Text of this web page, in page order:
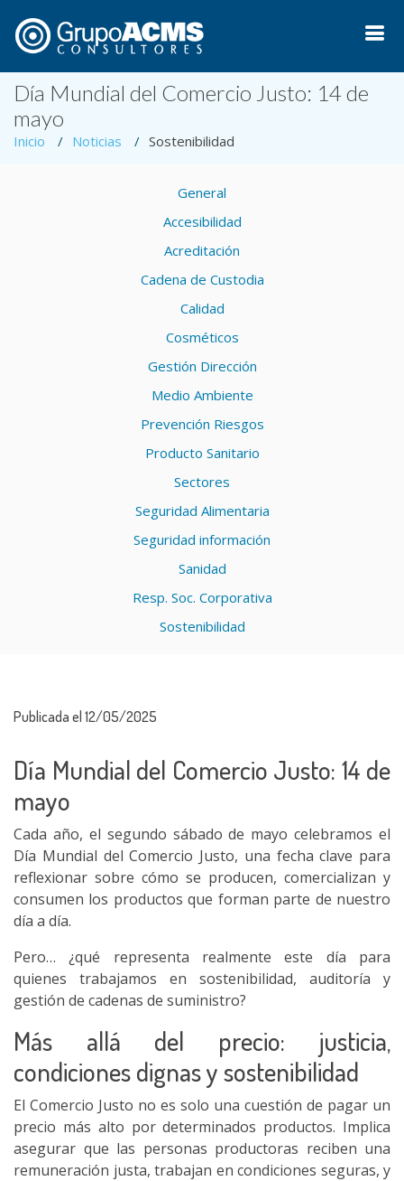
Día Mundial del Comercio Justo: 14 de
mayo
Inicio Noticias Sostenibilidad
General
Accesibilidad
Acreditación
Cadena de Custodia
Calidad
Cosméticos
Gestión Dirección
Medio Ambiente
Prevención Riesgos
Producto Sanitario
Sectores
Seguridad Alimentaria
Seguridad información
Sanidad
Resp. Soc. Corporativa
Sostenibilidad
Publicada el 12/05/2025
Día Mundial del Comercio Justo: 14 de
mayo
Cada año, el segundo sábado de mayo celebramos el
Día Mundial del Comercio Justo, una fecha clave para
reflexionar sobre cómo se producen, comercializan y
consumen los productos que forman parte de nuestro
día a día.
Pero… ¿qué representa realmente este día para
quienes trabajamos en sostenibilidad, auditoría y
gestión de cadenas de suministro?
Más allá del precio: justicia,
condiciones dignas y sostenibilidad
El Comercio Justo no es solo una cuestión de pagar un
precio más alto por determinados productos. Implica
asegurar que las personas productoras reciben una
remuneración justa, trabajan en condiciones seguras, y